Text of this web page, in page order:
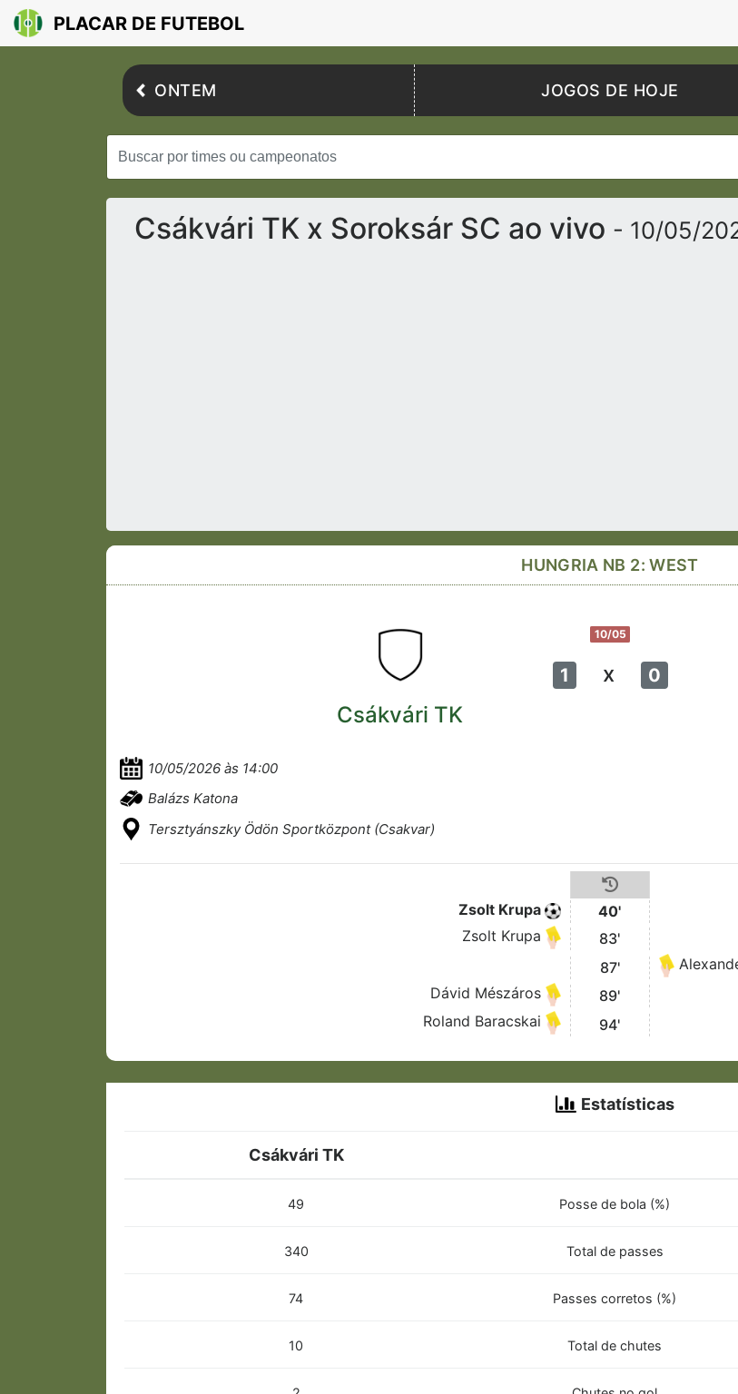
PLACAR DE FUTEBOL
ONTEM JOGOS DE HOJE
Csákvári TK x Soroksár SC ao vivo - 10/05/
HUNGRIA NB 2: WEST
10/05
1 x 0
Csákvári TK
10/05/2026 às 14:00
Balázs Katona
Tersztyánszky Ödön Sportközpont (Csakvar)
Zsolt Krupa
40'
Zsolt Krupa
83'
87'
Dávid Mészáros
89'
Roland Baracskai
94'
Estatísticas
Csákvári TK
49 Posse de bola (%)
340 Total de passes
74 Passes corretos (%)
10 Total de chutes